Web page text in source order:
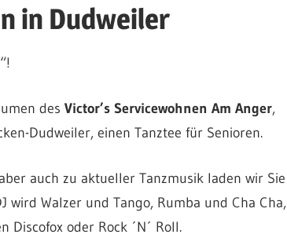
in Dudweiler
des Victor’s Servicewohnen Am Anger,
Dudweiler, einen Tanztee für Senioren.
auch zu aktueller Tanzmusik laden wir Sie
Walzer und Tango, Rumba und Cha Cha,
Discofox oder Rock ´N´ Roll.